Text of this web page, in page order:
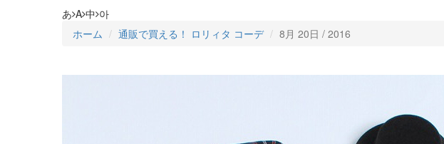
あ A 中 아
ホーム
通販で買える！ ロリィタ コーデ 8月 20日 / 2016